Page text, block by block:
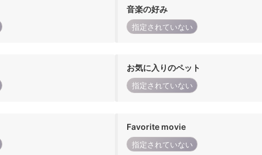
音楽の好み
指定されていない
お気に入りのペット
指定されていない
Favorite movie
指定されていない